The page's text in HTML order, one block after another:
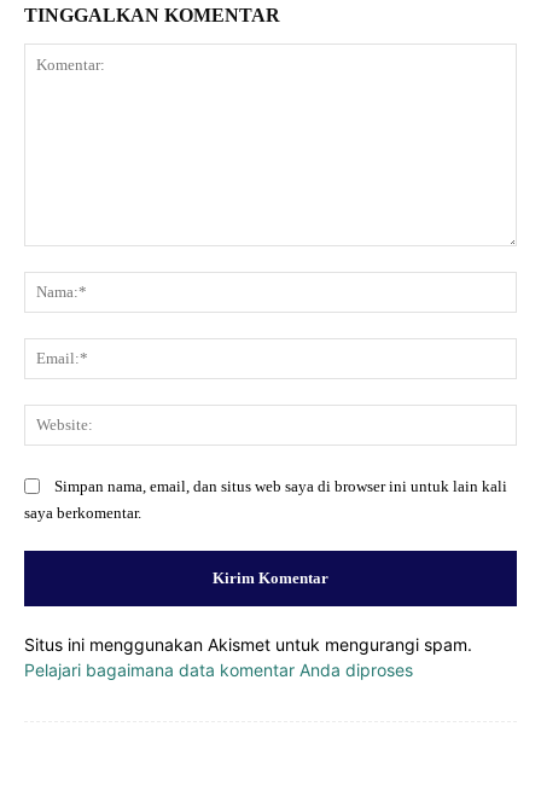
TINGGALKAN KOMENTAR
Simpan nama, email, dan situs web saya di browser ini untuk lain kali
saya berkomentar.
Situs ini menggunakan Akismet untuk mengurangi spam.
Pelajari bagaimana data komentar Anda diproses